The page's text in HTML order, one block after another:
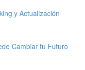
y Actualización
Cambiar tu Futuro